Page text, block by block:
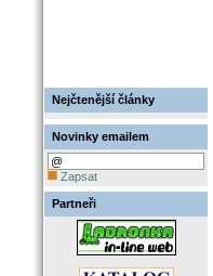
Nejčtenější články
Novinky emailem
Zapsat
Partneři